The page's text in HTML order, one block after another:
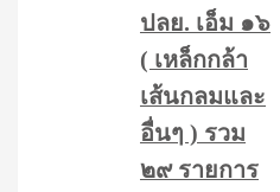
ปลย. เอ็ม ๑๖
( เหล็กกล้า
เส้นกลมและ
อื่นๆ ) รวม
๒๙ รายการ